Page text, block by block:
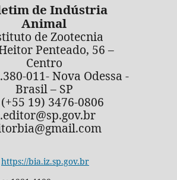
de Indústria
Animal
de Zootecnia
Penteado, 56 –
Centro
011- Nova Odessa -
Brasil – SP
19) 3476-0806
https://bia.iz.sp.gov.br